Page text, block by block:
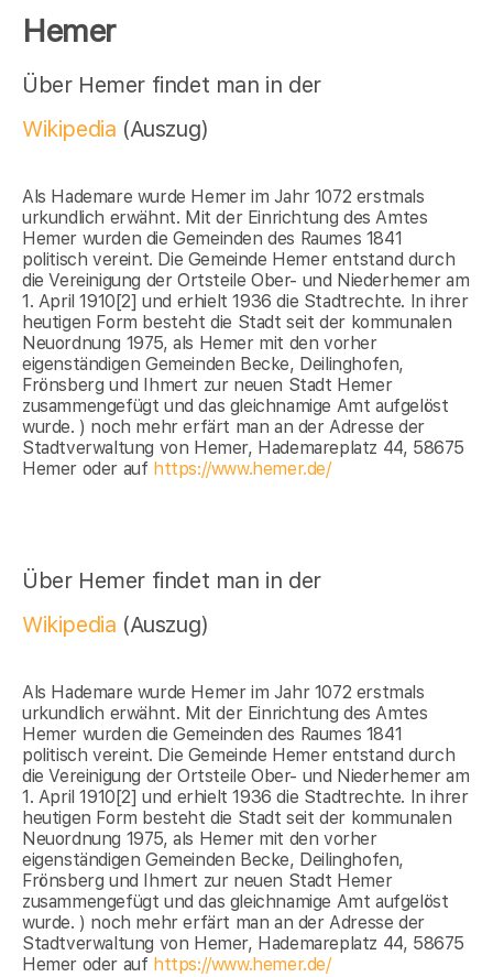
Hemer
Über Hemer findet man in der
Wikipedia (Auszug)
Als Hademare wurde Hemer im Jahr 1072 erstmals
urkundlich erwähnt. Mit der Einrichtung des Amtes
Hemer wurden die Gemeinden des Raumes 1841
politisch vereint. Die Gemeinde Hemer entstand durch
die Vereinigung der Ortsteile Ober- und Niederhemer am
1. April 1910[2] und erhielt 1936 die Stadtrechte. In ihrer
heutigen Form besteht die Stadt seit der kommunalen
Neuordnung 1975, als Hemer mit den vorher
eigenständigen Gemeinden Becke, Deilinghofen,
Frönsberg und Ihmert zur neuen Stadt Hemer
zusammengefügt und das gleichnamige Amt aufgelöst
wurde. ) noch mehr erfärt man an der Adresse der
Stadtverwaltung von Hemer, Hademareplatz 44, 58675
Hemer oder auf https://www.hemer.de/
Über Hemer findet man in der
Wikipedia (Auszug)
Als Hademare wurde Hemer im Jahr 1072 erstmals
urkundlich erwähnt. Mit der Einrichtung des Amtes
Hemer wurden die Gemeinden des Raumes 1841
politisch vereint. Die Gemeinde Hemer entstand durch
die Vereinigung der Ortsteile Ober- und Niederhemer am
1. April 1910[2] und erhielt 1936 die Stadtrechte. In ihrer
heutigen Form besteht die Stadt seit der kommunalen
Neuordnung 1975, als Hemer mit den vorher
eigenständigen Gemeinden Becke, Deilinghofen,
Frönsberg und Ihmert zur neuen Stadt Hemer
zusammengefügt und das gleichnamige Amt aufgelöst
wurde. ) noch mehr erfärt man an der Adresse der
Stadtverwaltung von Hemer, Hademareplatz 44, 58675
Hemer oder auf https://www.hemer.de/